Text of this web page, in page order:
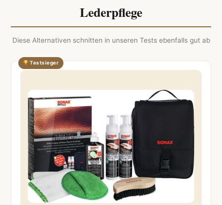
Lederpflege
Diese Alternativen schnitten in unseren Tests ebenfalls gut ab
Testsieger